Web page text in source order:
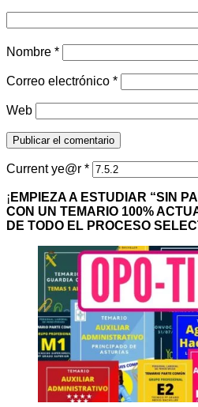
Nombre *
Correo electrónico *
Web
Current ye@r *
¡ EMPIEZA A ESTUDIAR “SIN
CON UN TEMARIO 100%
DE TODO EL PROCESO